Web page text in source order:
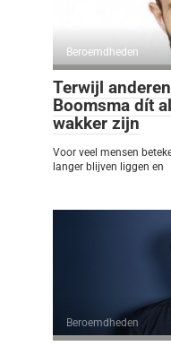
Beroemdheden
Terwijl
Boomsma dít
wakker zijn
Voor veel mensen
langer blijven liggen en
Beroemdheden